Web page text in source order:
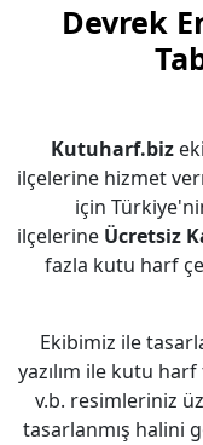
Devrek
Kutuharf.biz
ilçelerine hizmet
için
ilçelerine Ücretsiz
fazla kutu harf
Ekibimiz ile
yazılım ile kutu
v.b. resimleriniz
tasarlanmış halini